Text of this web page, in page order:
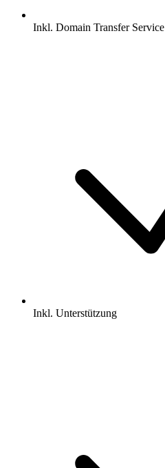
Inkl. Domain Transfer Service
Inkl. Unterstützung